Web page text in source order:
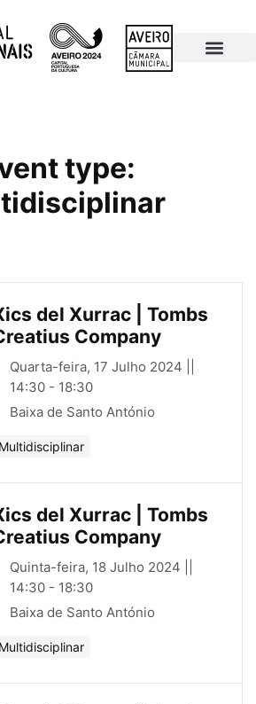
type:
del Xurrac | Tombs
Company
Quarta-feira, 17 Julho 2024 ||
14:30 - 18:30
Baixa de Santo António
Multidisciplinar
del Xurrac | Tombs
Company
Quinta-feira, 18 Julho 2024 ||
14:30 - 18:30
Baixa de Santo António
Multidisciplinar